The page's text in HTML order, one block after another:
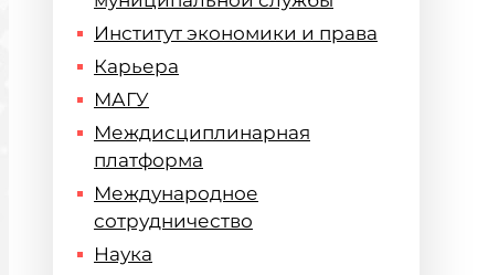
Институт экономики и права
Карьера
МАГУ
Междисциплинарная
платформа
Международное
сотрудничество
Наука